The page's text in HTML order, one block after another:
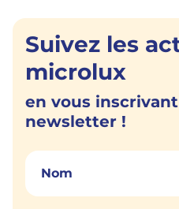
Suivez les
microlux
en vous
newsletter !